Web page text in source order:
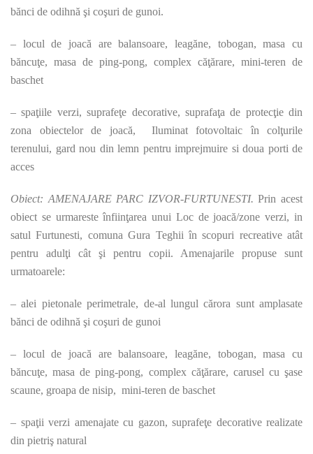
bănci de odihnă şi coşuri de gunoi.
– locul de joacă are balansoare, leagăne, tobogan, masa cu
băncuţe, masa de ping-pong, complex căţărare, mini-teren de
baschet
– spaţiile verzi, suprafeţe decorative, suprafaţa de protecţie din
zona obiectelor de joacă, Iluminat fotovoltaic în colţurile
terenului, gard nou din lemn pentru imprejmuire si doua porti de
acces
Obiect: AMENAJARE PARC IZVOR-FURTUNESTI. Prin acest
obiect se urmareste înfiinţarea unui Loc de joacă/zone verzi, in
satul Furtunesti, comuna Gura Teghii în scopuri recreative atât
pentru adulţi cât şi pentru copii. Amenajarile propuse sunt
urmatoarele:
– alei pietonale perimetrale, de-al lungul cărora sunt amplasate
bănci de odihnă şi coşuri de gunoi
– locul de joacă are balansoare, leagăne, tobogan, masa cu
băncuţe, masa de ping-pong, complex căţărare, carusel cu şase
scaune, groapa de nisip, mini-teren de baschet
– spaţii verzi amenajate cu gazon, suprafeţe decorative realizate
din pietriş natural